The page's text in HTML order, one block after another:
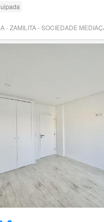
- ZAMILITA - SOCIEDADE